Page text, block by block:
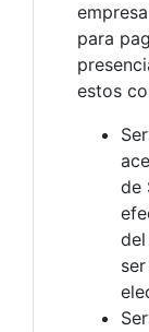
para
estos
de